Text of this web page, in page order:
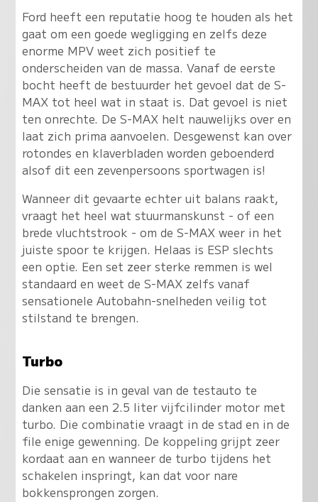
Ford heeft een reputatie hoog te houden als het
gaat om een goede wegligging en zelfs deze
enorme MPV weet zich positief te
onderscheiden van de massa. Vanaf de eerste
bocht heeft de bestuurder het gevoel dat de S-
MAX tot heel wat in staat is. Dat gevoel is niet
ten onrechte. De S-MAX helt nauwelijks over en
laat zich prima aanvoelen. Desgewenst kan over
rotondes en klaverbladen worden geboenderd
alsof dit een zevenpersoons sportwagen is!
Wanneer dit gevaarte echter uit balans raakt,
vraagt het heel wat stuurmanskunst - of een
brede vluchtstrook - om de S-MAX weer in het
juiste spoor te krijgen. Helaas is ESP slechts
een optie. Een set zeer sterke remmen is wel
standaard en weet de S-MAX zelfs vanaf
sensationele Autobahn-snelheden veilig tot
stilstand te brengen.
Turbo
Die sensatie is in geval van de testauto te
danken aan een 2.5 liter vijfcilinder motor met
turbo. Die combinatie vraagt in de stad en in de
file enige gewenning. De koppeling grijpt zeer
kordaat aan en wanneer de turbo tijdens het
schakelen inspringt, kan dat voor nare
bokkensprongen zorgen.